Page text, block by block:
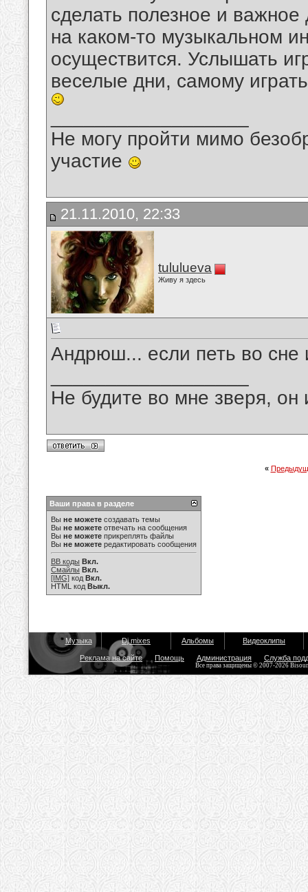
сделать полезное и важное
на каком-то музыкальном
осуществится. Услышать
веселые дни, самому
Не могу пройти мимо
участие
21.11.2010, 22:33
tululueva
Живу я здесь
Андрюш... если петь во сне
Не будите во мне зверя, он
«
Ваши права в разделе
Вы не можете создавать темы
Вы не можете отвечать на сообщения
Вы не можете прикреплять файлы
Вы не можете редактировать сообщения
BB коды Вкл.
Смайлы Вкл.
[IMG] код Вкл.
HTML код Выкл.
Музыка Dj mixes Альбомы Видеоклипы
Реклама на сайте Помощь Администрация Служба
Все права защищены © 2007-2026